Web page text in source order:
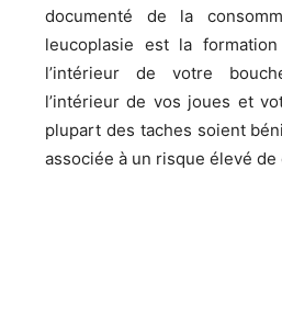
documenté de la
leucoplasie est la
l’intérieur de votre
l’intérieur de vos joues et
plupart des taches soient
associée à un risque élevé